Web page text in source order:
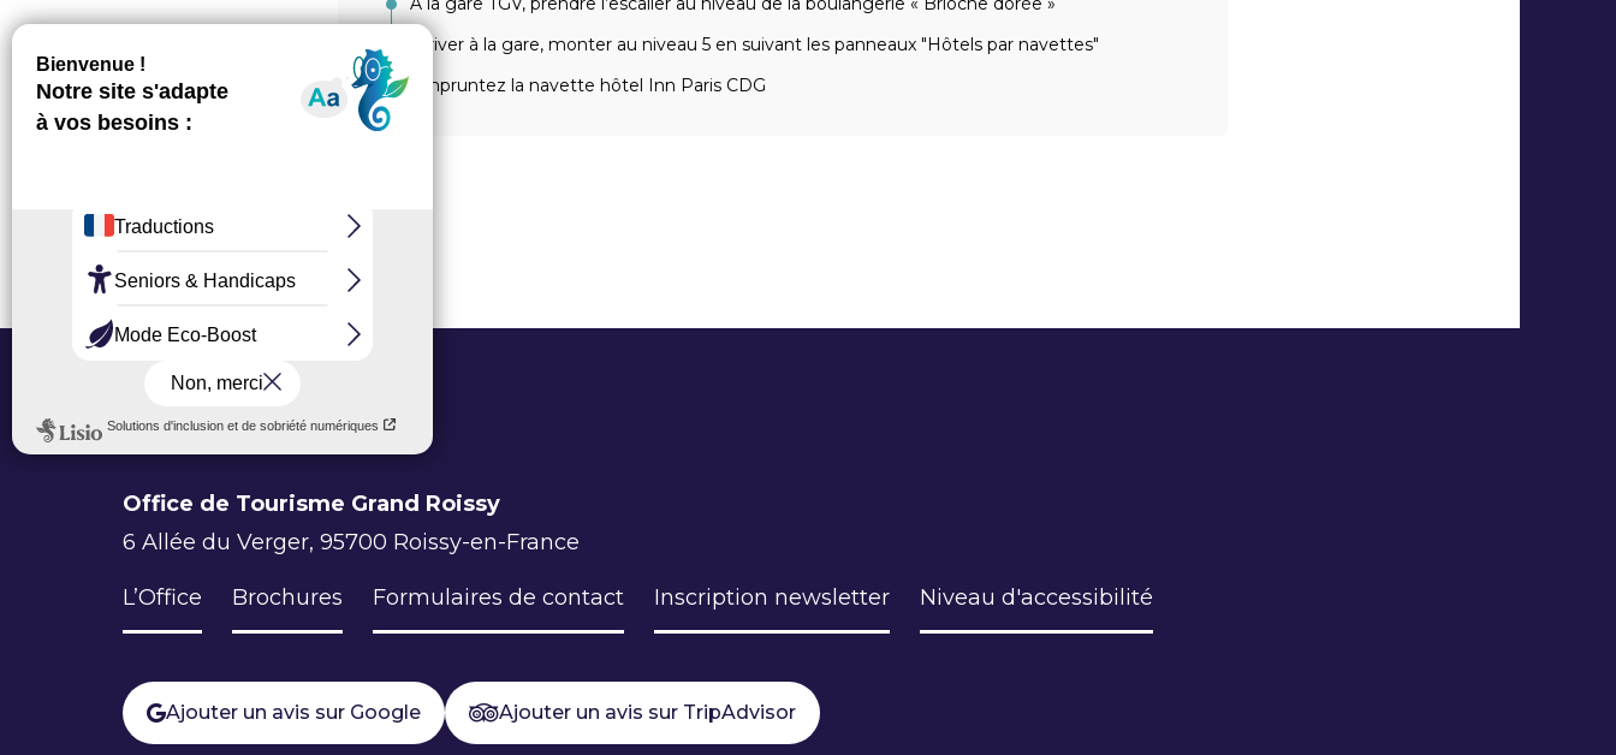
Arriver à la gare, monter au niveau 5 en suivant les panneaux "Hôtels par navettes"
Empruntez la navette hôtel Inn Paris CDG
Office de Tourisme Grand Roissy
6 Allée du Verger, 95700 Roissy-en-France
L’Office Brochures Formulaires de contact Inscription newsletter Niveau d'accessibilité
Ajouter un avis sur Google Ajouter un avis sur TripAdvisor